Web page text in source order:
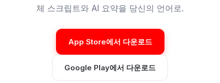
체 스크립트와 AI 요약을 당신의 언어로.
App Store에서 다운로드
Google Play에서 다운로드